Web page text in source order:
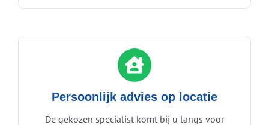
Persoonlijk advies op locatie
De gekozen specialist komt bij u langs voor